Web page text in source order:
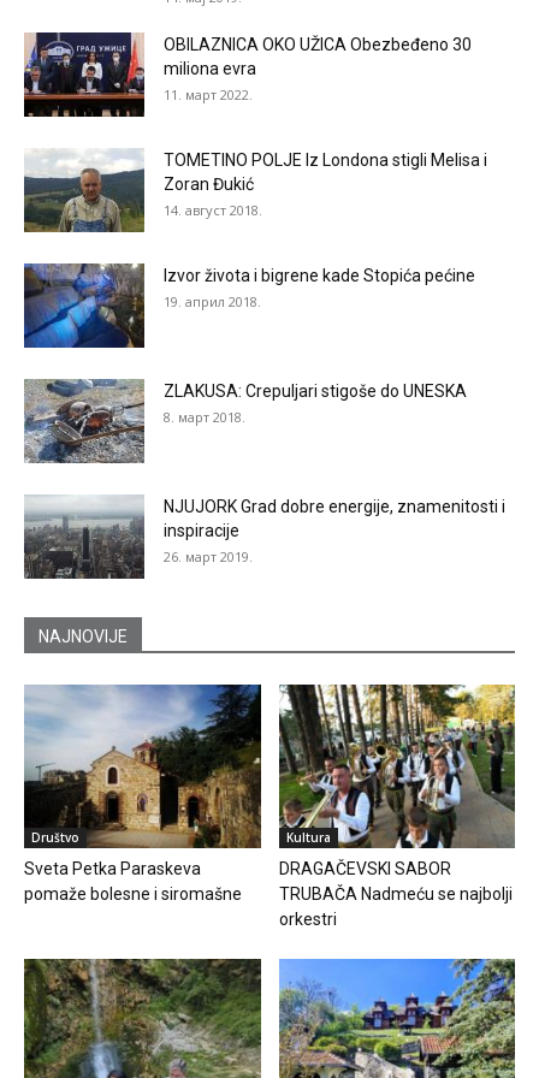
OBILAZNICA OKO UŽICA Obezbeđeno 30
miliona evra
11. март 2022.
TOMETINO POLJE Iz Londona stigli Melisa i
Zoran Đukić
14. август 2018.
Izvor života i bigrene kade Stopića pećine
19. април 2018.
ZLAKUSA: Crepuljari stigoše do UNESKA
8. март 2018.
NJUJORK Grad dobre energije, znamenitosti i
inspiracije
26. март 2019.
NAJNOVIJE
Društvo
Sveta Petka Paraskeva
pomaže bolesne i siromašne
Kultura
DRAGAČEVSKI SABOR
TRUBAČA Nadmeću se najbolji
orkestri